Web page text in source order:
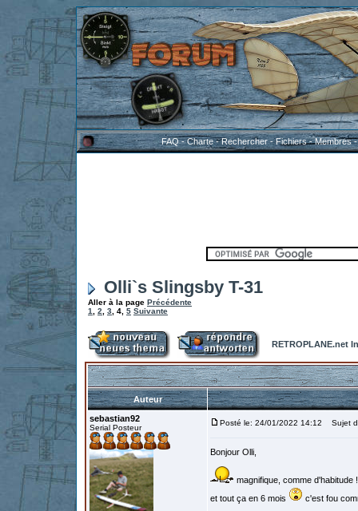
FAQ-Charte-Rechercher-Fichiers-Membres
Olli`s Slingsby T-31
Aller à la page Précédente
1
2 3 4 5 Suivante
RETROPLANE.net
Auteur
sebastian92
Serial Posteur
Posté le: 24/01/2022 14:12 Sujet
Bonjour Olli,
magnifique, comme d'habitude !
et tout ça en 6 mois
c'est fou